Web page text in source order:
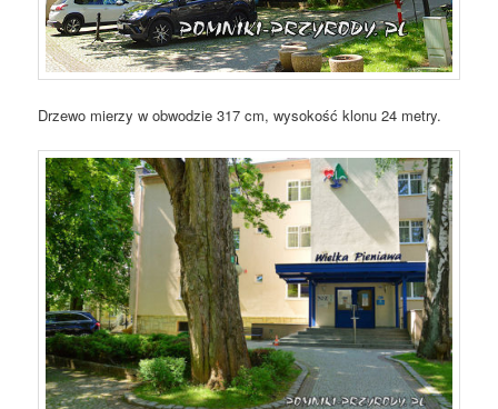
Drzewo mierzy w obwodzie 317 cm, wysokość klonu 24 metry.